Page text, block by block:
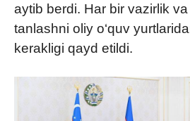
aytib berdi. Har bir vazirlik
tanlashni oliy o‘quv
kerakligi qayd etildi.